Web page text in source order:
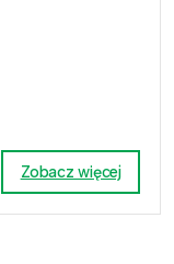
Zobacz więcej